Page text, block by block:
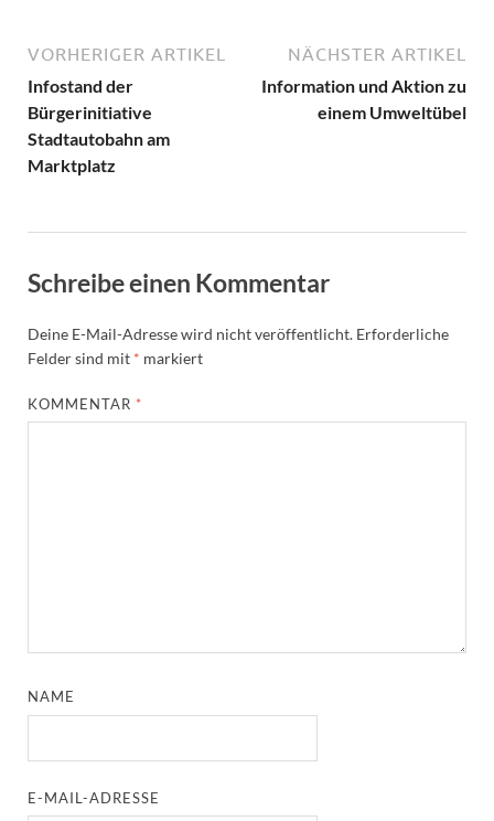
VORHERIGER ARTIKEL
Infostand der
Bürgerinitiative
Stadtautobahn am
Marktplatz
NÄCHSTER ARTIKEL
Information und Aktion zu
einem Umweltübel
Schreibe einen Kommentar
Deine E-Mail-Adresse wird nicht veröffentlicht. Erforderliche
Felder sind mit * markiert
KOMMENTAR *
NAME
E-MAIL-ADRESSE